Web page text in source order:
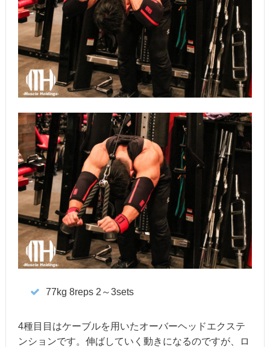
77kg 8reps 2～3sets
4種目目はケーブルを用いたオーバーヘッドエクステ
ンションです。伸ばしていく動きになるのですが、ロ